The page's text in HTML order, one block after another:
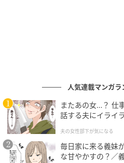
人気連載マンガラ
またあの女…？ 仕
話する夫にイライ
夫の女性部下が気になる
毎日家に来る義妹
な甘やかすの？／